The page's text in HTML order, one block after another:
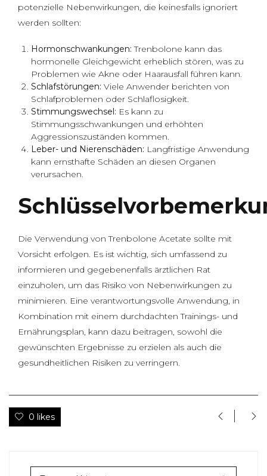
potenzielle Nebenwirkungen, die keinesfalls ignoriert
werden sollten:
Hormonschwankungen: Trenbolone kann das
hormonelle Gleichgewicht erheblich stören, was zu
Problemen wie Akne oder Haarausfall führen kann.
Schlafstörungen: Viele Anwender berichten von
Schlafproblemen oder Schlaflosigkeit.
Stimmungswechsel: Es kann zu
Stimmungsschwankungen und erhöhten
Aggressionszuständen kommen.
Leber- und Nierenschäden: Langfristige Anwendung
kann ernsthafte Schäden an diesen Organen
verursachen.
Die Verwendung von Trenbolone Acetate sollte mit
Vorsicht erfolgen. Es ist wichtig, sich umfassend zu
informieren und gegebenenfalls ärztlichen Rat
einzuholen, um das Risiko von Nebenwirkungen zu
minimieren. Eine verantwortungsvolle Anwendung, in
Kombination mit einem durchdachten Trainings- und
Ernährungsplan, kann dazu beitragen, sowohl die
gewünschten Ergebnisse zu erzielen als auch die
gesundheitlichen Risiken zu verringern.
0 likes